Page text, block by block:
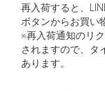
再入荷すると、
ボタンからお買い
※再入荷通知のリ
されますので、タ
あります。